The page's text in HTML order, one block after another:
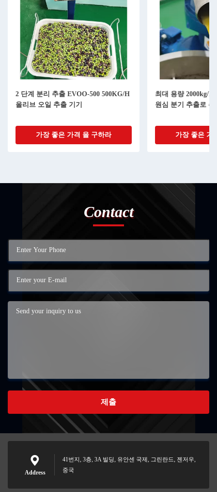
2 단계 분리 추출 EVOO-500 500KG/H
올리브 오일 추출 기기
가장 좋은 가격 을 구하라
최대 용량 2000kg/h
원심 분기 추출로 추운
가장 좋은 가격 을
Contact
제출
Address
41번지, 3층, 3A 빌딩, 유안센 국제, 그린란드, 젠저우,
중국